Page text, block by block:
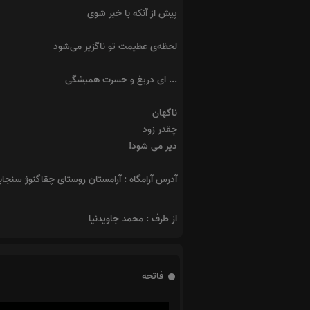
پیش از آنکه با خبر شوی
لحظه‌ی عظیمت تو ناگزیر می‌شود
... ای دریغ و حسرت همیشگی
ناگهان
چقدر زود
دیر می شود!
آدرس آرامگاه : آرامستان روستای چقاگنوژ
از طرف : محمد جاویدنیا
فاتحه